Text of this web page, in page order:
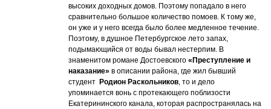
высоких доходных домов. Поэтому попадало в него
сравнительно большое количество помоев. К тому же,
он уже и у него всегда было более медленное течение.
Поэтому, в душное Петербургское лето запах,
подымающийся от воды бывал нестерпим. В
знаменитом романе Достоевского«Преступление и
наказание» в описании района, где жил бывший
студентРодион Раскольников , то и дело
упоминается вонь с протекающего поблизости
Екатерининского канала, которая распространялась на